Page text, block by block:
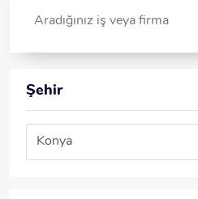
Şehir
Konya